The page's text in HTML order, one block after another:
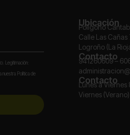
Legitimación:
nuestra Política de
Ubicación
Polígono
Calle Las Cañas
Logroño (La
Contacto
941260609 –
Contacto
Lunes a Viernes
Viernes